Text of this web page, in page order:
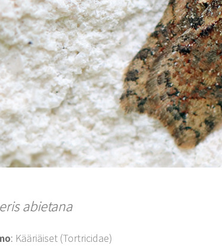
abietana
: Kääriäiset (Tortricidae)